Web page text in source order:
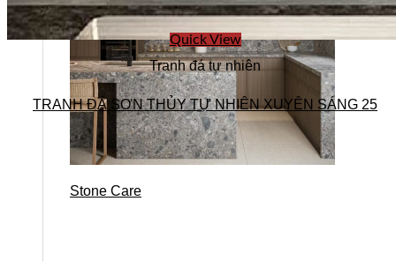
Stone Care
Quick View
Tranh đá tự nhiên
TRANH ĐÁ SƠN THỦY TỰ NHIÊN XUYÊN SÁNG 25